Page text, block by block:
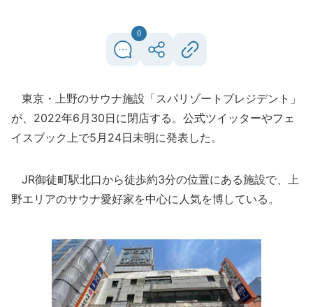
0
東京・上野のサウナ施設「スパリゾートプレジデント」
が、2022年6月30日に閉店する。公式ツイッターやフェ
イスブック上で5月24日未明に発表した。
JR御徒町駅北口から徒歩約3分の位置にある施設で、上
野エリアのサウナ愛好家を中心に人気を博している。